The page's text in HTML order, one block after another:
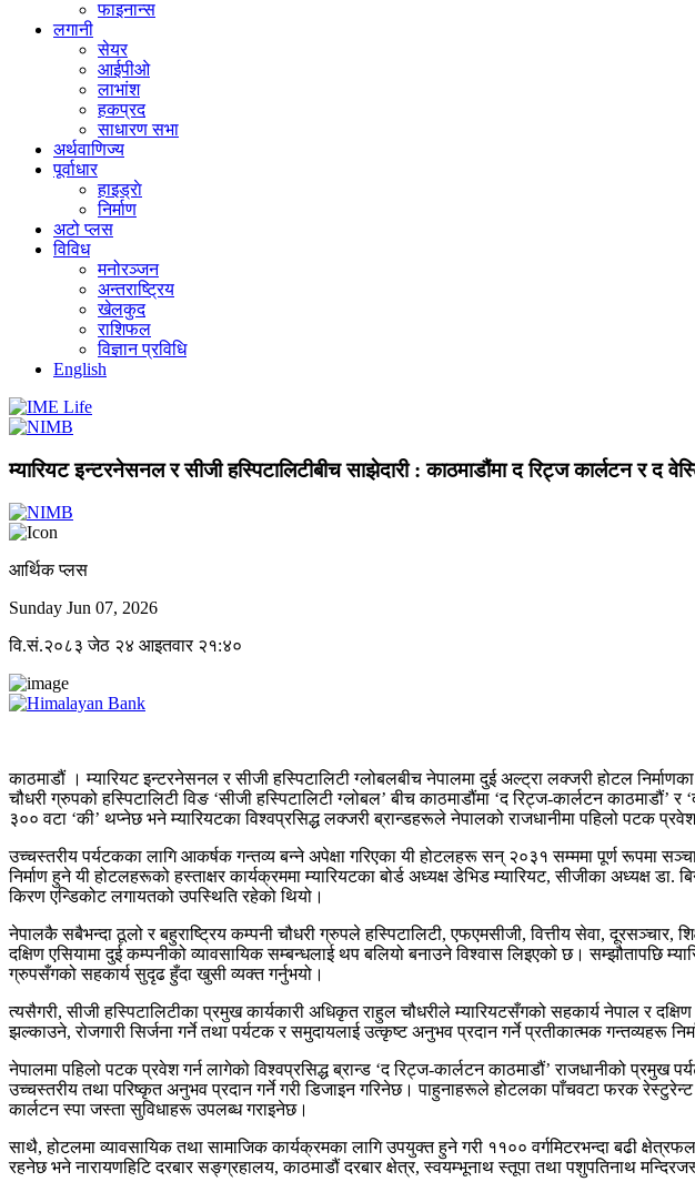
फाइनान्स
लगानी
सेयर
आईपीओ
लाभांश
हकप्रद
साधारण सभा
अर्थवाणिज्य
पूर्वाधार
हाइड्राे
निर्माण
अटो प्लस
विविध
मनोरञ्जन
अन्तराष्ट्रिय
खेलकुद
राशिफल
विज्ञान प्रविधि
English
म्यारियट इन्टरनेसनल र सीजी हस्पिटालिटीबीच साझेदारी : काठमाडौंमा द रिट्ज कार्लटन र द
आर्थिक प्लस
Sunday Jun 07, 2026
वि.सं.२०८३ जेठ २४ आइतवार २१:४०
काठमाडौं । म्यारियट इन्टरनेसनल र सीजी हस्पिटालिटी ग्लोबलबीच नेपालमा दुई अल्ट्रा लक्जरी होटल
चौधरी ग्रुपको हस्पिटालिटी विङ ‘सीजी हस्पिटालिटी ग्लोबल’ बीच काठमाडौंमा ‘द रिट्ज-कार्लटन काठमाडौं’
३०० वटा ‘की’ थप्नेछ भने म्यारियटका विश्वप्रसिद्ध लक्जरी ब्रान्डहरूले नेपालको राजधानीमा पहिलो पटक
उच्चस्तरीय पर्यटकका लागि आकर्षक गन्तव्य बन्ने अपेक्षा गरिएका यी होटलहरू सन् २०३१ सम्ममा पूर्ण रूपमा
निर्माण हुने यी होटलहरूको हस्ताक्षर कार्यक्रममा म्यारियटका बोर्ड अध्यक्ष डेभिड म्यारियट, सीजीका अध्यक्ष डा.
किरण एन्डिकोट लगायतको उपस्थिति रहेको थियो।
नेपालकै सबैभन्दा ठूलो र बहुराष्ट्रिय कम्पनी चौधरी ग्रुपले हस्पिटालिटी, एफएमसीजी, वित्तीय सेवा, दूरसञ्चार,
दक्षिण एसियामा दुई कम्पनीको व्यावसायिक सम्बन्धलाई थप बलियो बनाउने विश्वास लिइएको छ। सम्झौतापछि
ग्रुपसँगको सहकार्य सुदृढ हुँदा खुसी व्यक्त गर्नुभयो।
त्यसैगरी, सीजी हस्पिटालिटीका प्रमुख कार्यकारी अधिकृत राहुल चौधरीले म्यारियटसँगको सहकार्य नेपाल र
झल्काउने, रोजगारी सिर्जना गर्ने तथा पर्यटक र समुदायलाई उत्कृष्ट अनुभव प्रदान गर्ने प्रतीकात्मक गन्तव्यहरू
नेपालमा पहिलो पटक प्रवेश गर्न लागेको विश्वप्रसिद्ध ब्रान्ड ‘द रिट्ज-कार्लटन काठमाडौं’ राजधानीको
उच्चस्तरीय तथा परिष्कृत अनुभव प्रदान गर्ने गरी डिजाइन गरिनेछ। पाहुनाहरूले होटलका पाँचवटा फरक
कार्लटन स्पा जस्ता सुविधाहरू उपलब्ध गराइनेछ।
साथै, होटलमा व्यावसायिक तथा सामाजिक कार्यक्रमका लागि उपयुक्त हुने गरी ११०० वर्गमिटरभन्दा बढी
रहनेछ भने नारायणहिटि दरबार सङ्ग्रहालय, काठमाडौं दरबार क्षेत्र, स्वयम्भूनाथ स्तूपा तथा पशुपतिनाथ